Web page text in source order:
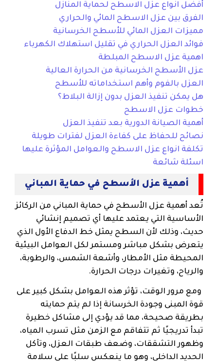
أفضل انواع عزل الاسطح لحماية المنازل
الفرق بين عزل الاسطح المائي والحراري
مميزات العزل المائي للأسطح الخرسانية
فوائد العزل الحراري في تقليل استهلاك الكهرباء
اهمية عزل الاسطح المبلطة
عزل الأسطح الخرسانية من الحرارة العالية
العزل بالفوم وأهم استخداماته للأسطح
هل يمكن تنفيذ العزل بدون إزالة البلاط؟
خطوات عزل الاسطح
أهمية الصيانة الدورية بعد تنفيذ العزل
نصائح للحفاظ على كفاءة العزل لفترات طويلة
تكلفة انواع عزل الاسطح والعوامل المؤثرة عليها
اسئلة شائعة
أهمية عزل الأسطح في حماية المباني
تُعد أهمية عزل الأسطح في حماية المباني من الركائز
الأساسية التي يعتمد عليها أي تصميم إنشائي
حديث، وذلك لأن السطح يمثل خط الدفاع الأول الذي
يتعرض بشكل مباشر ومستمر لكل العوامل البيئية
المحيطة مثل الأمطار، وأشعة الشمس، والرطوبة،
والرياح، وتغيرات درجات الحرارة.
ومع مرور الوقت، تؤثر هذه العوامل بشكل كبير على
قوة المبنى وجودة الخرسانة إذا لم يتم حمايته
بطريقة صحيحة، مما قد يؤدي إلى مشاكل خطيرة
تبدأ تدريجيًا ثم تتفاقم مع الزمن مثل تسرب المياه،
وظهور التشققات، وضعف طبقات العزل، وتآكل
الحديد الداخلي، وهو ما ينعكس سلبًا على سلامة